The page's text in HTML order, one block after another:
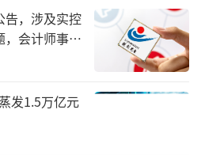
藏当地已就此事召开专题
作组赶往现场，会形成一
。
“鸟”
告，涉及实控
，会计师事务
发1.5万亿元